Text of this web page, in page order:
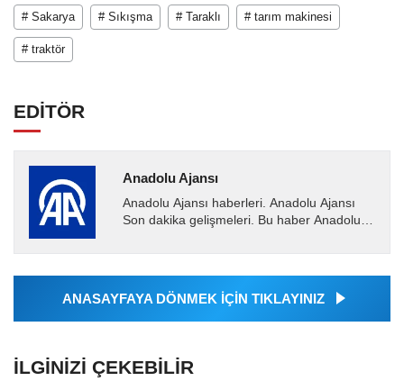
# Sakarya # Sıkışma # Taraklı # tarım makinesi
# traktör
EDİTÖR
Anadolu Ajansı
Anadolu Ajansı haberleri. Anadolu Ajansı
Son dakika gelişmeleri. Bu haber Anadolu
Ajansı tarafından...
ANASAYFAYA DÖNMEK İÇİN TIKLAYINIZ
İLGINIZI ÇEKEBILIR